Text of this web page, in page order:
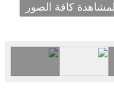
كافة الصور